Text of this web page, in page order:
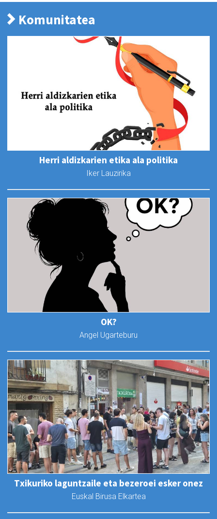
Komunitatea
Herri aldizkarien etika ala politika
Iker Lauzirika
OK?
Angel Ugarteburu
Txikuriko laguntzaile eta bezeroei esker onez
Euskal Birusa Elkartea